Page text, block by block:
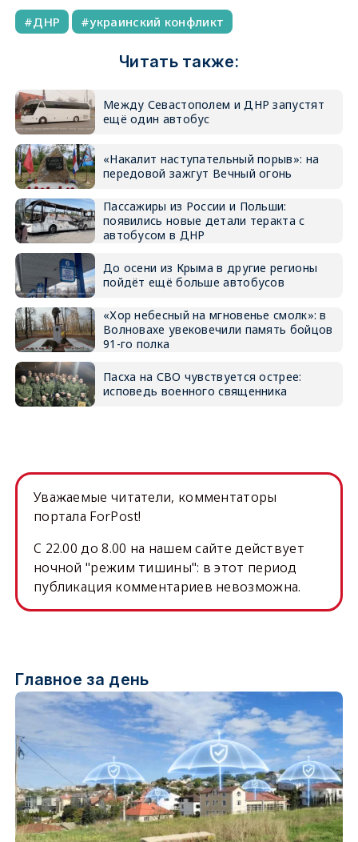
ДНР украинский конфликт
Читать также:
Между Севастополем и ДНР запустят
ещё один автобус
«Накалит наступательный порыв»: на
передовой зажгут Вечный огонь
Пассажиры из России и Польши:
появились новые детали теракта с
автобусом в ДНР
До осени из Крыма в другие регионы
пойдёт ещё больше автобусов
«Хор небесный на мгновенье смолк»: в
Волновахе увековечили память бойцов
91-го полка
Пасха на СВО чувствуется острее:
исповедь военного священника
Уважаемые читатели, комментаторы
портала ForPost!
C 22.00 до 8.00 на нашем сайте действует
ночной "режим тишины": в этот период
публикация комментариев невозможна.
Главное за день